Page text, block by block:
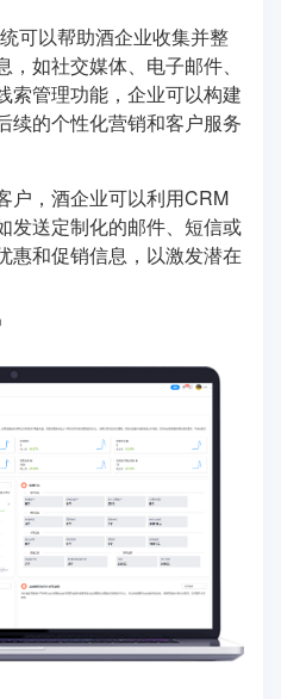
可以帮助酒企业收集并整
如社交媒体、电子邮件、
索管理功能，企业可以构建
续的个性化营销和客户服务
户，酒企业可以利用CRM
发送定制化的邮件、短信或
惠和促销信息，以激发潜在